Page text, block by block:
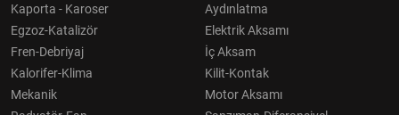
Kaporta - Karoser
Aydınlatma
Egzoz-Katalizör
Elektrik Aksamı
Fren-Debriyaj
İç Aksam
Kalorifer-Klima
Kilit-Kontak
Mekanik
Motor Aksamı